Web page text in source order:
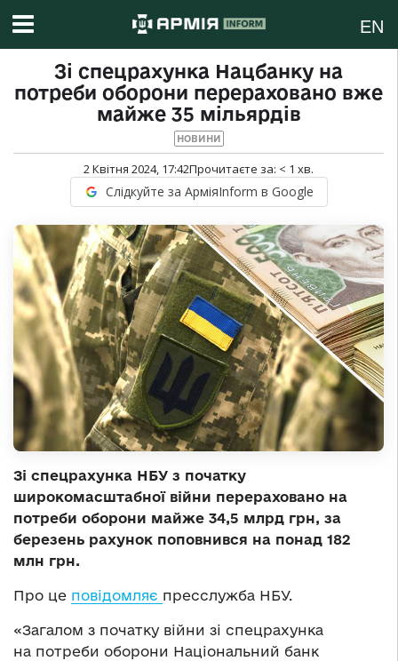
EN
Зі спецрахунка Нацбанку на
потреби оборони перераховано вже
майже 35 мільярдів
НОВИНИ
2 Квітня 2024, 17:42Прочитаєте за: < 1 хв.
Слідкуйте за АрміяInform в Google
Зі спецрахунка НБУ з початку
широкомасштабної війни перераховано на
потреби оборони майже 34,5 млрд грн, за
березень рахунок поповнився на понад 182
млн грн.
Про це повідомляє пресслужба НБУ.
«Загалом з початку війни зі спецрахунка
на потреби оборони Національний банк